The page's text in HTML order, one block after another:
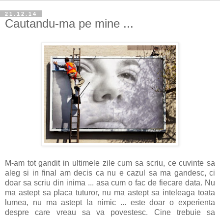
21.12.14
Cautandu-ma pe mine ...
M-am tot gandit in ultimele zile cum sa scriu, ce cuvinte sa
aleg si in final am decis ca nu e cazul sa ma gandesc, ci
doar sa scriu din inima ... asa cum o fac de fiecare data. Nu
ma astept sa placa tuturor, nu ma astept sa inteleaga toata
lumea, nu ma astept la nimic ... este doar o experienta
despre care vreau sa va povestesc. Cine trebuie sa